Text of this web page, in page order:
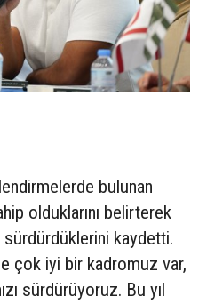
bulunan
olduklarını belirterek
sürdürdüklerini kaydetti.
çok iyi bir kadromuz var,
sürdürüyoruz. Bu yıl